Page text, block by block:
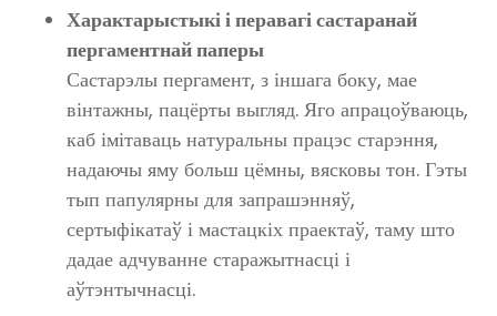
Характарыстыкі і перавагі састаранай
пергаментнай паперы
Састарэлы пергамент, з іншага боку, мае
вінтажны, пацёрты выгляд. Яго апрацоўваюць,
каб імітаваць натуральны працэс старэння,
надаючы яму больш цёмны, вясковы тон. Гэты
тып папулярны для запрашэнняў,
сертыфікатаў і мастацкіх праектаў, таму што
дадае адчуванне старажытнасці і
аўтэнтычнасці.